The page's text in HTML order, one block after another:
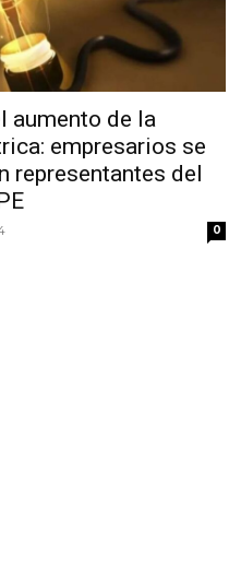
aumento de la
empresarios se
representantes del
0